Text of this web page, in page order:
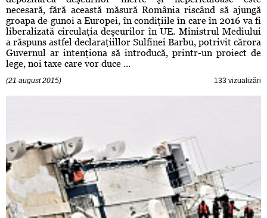
necesară, fără această măsură România riscând să ajungă
groapa de gunoi a Europei, în condiţiile în care în 2016 va fi
liberalizată circulaţia deşeurilor în UE. Ministrul Mediului
a răspuns astfel declaraţiillor Sulfinei Barbu, potrivit cărora
Guvernul ar intenţiona să introducă, printr-un proiect de
lege, noi taxe care vor duce ...
(21 august 2015) 133 vizualizări